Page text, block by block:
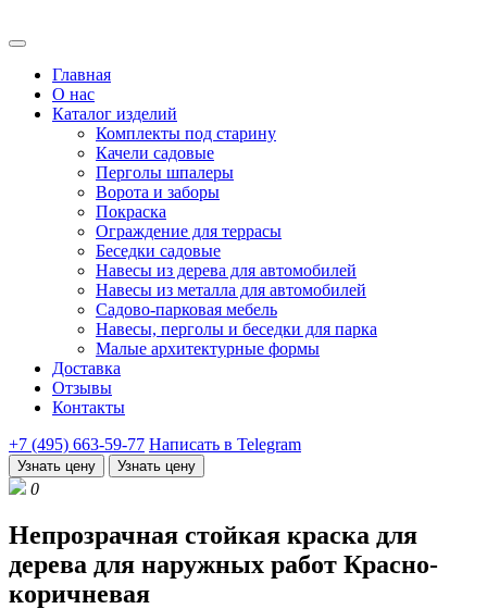
Главная
О нас
Каталог изделий
Комплекты под старину
Качели садовые
Перголы шпалеры
Ворота и заборы
Покраска
Ограждение для террасы
Беседки садовые
Навесы из дерева для автомобилей
Навесы из металла для автомобилей
Садово-парковая мебель
Навесы, перголы и беседки для парка
Малые архитектурные формы
Доставка
Отзывы
Контакты
+7 (495) 663-59-77 Написать в Telegram
Узнать цену Узнать цену
0
Непрозрачная стойкая краска для
дерева для наружных работ Красно-
коричневая